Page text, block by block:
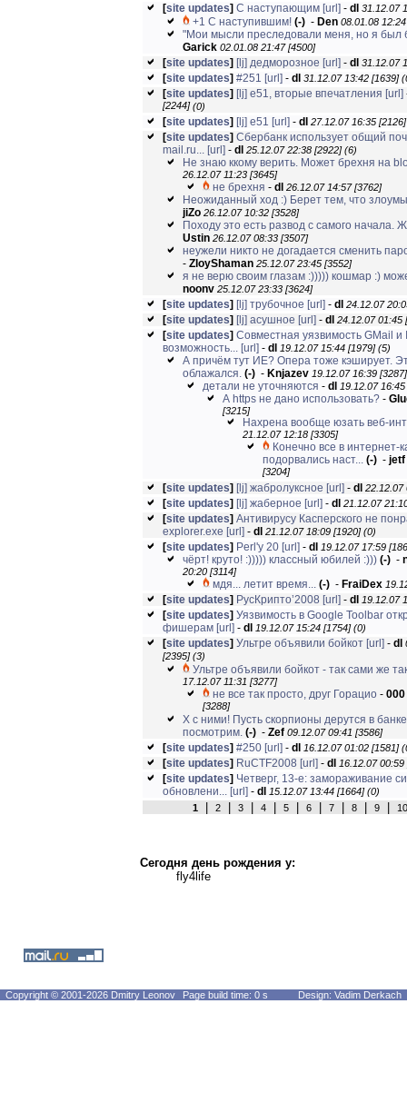
[site updates] С наступающим [url] - dl 31.12.07
+1 С наступившим! (-) - Den 08.01.08
"Мои мысли преследовали меня, но я был
Garick 02.01.08 21:47 [4500]
[site updates] [lj] дедморозное [url] - dl 31.12.07
[site updates] #251 [url] - dl 31.12.07 13:42 [1639]
[site updates] [lj] e51, вторые впечатления [url]
[2244] (0)
[site updates] [lj] e51 [url] - dl 27.12.07 16:35 [2126]
[site updates] Сбербанк использует общий
mail.ru... [url] - dl 25.12.07 22:38 [2922] (6)
Не знаю ккому верить. Может брехня на
26.12.07 11:23 [3645]
не брехня - dl 26.12.07 14:57 [3762]
Неожиданный ход :) Берет тем, что
jiZo 26.12.07 10:32 [3528]
Походу это есть развод с самого начала.
Ustin 26.12.07 08:33 [3507]
неужели никто не догадается сменить
- ZloyShaman 25.12.07 23:45 [3552]
я не верю своим глазам :))))) кошмар :)
noonv 25.12.07 23:33 [3624]
[site updates] [lj] трубочное [url] - dl 24.12.07
[site updates] [lj] асушное [url] - dl 24.12.07 01:45
[site updates] Совместная уязвимость GMail и
возможность... [url] - dl 19.12.07 15:44 [1979] (5)
А причём тут ИЕ? Опера тоже кэширует.
облажался. (-) - Knjazev 19.12.07 16:39 [3287]
детали не уточняются - dl 19.12.07
А https не дано использовать? -
[3215]
Нахрена вообще юзать веб-
21.12.07 12:18 [3305]
Конечно все в интернет-
подорвались наст... (-) - jetf
[3204]
[site updates] [lj] жабролуксное [url] - dl 22.12.07
[site updates] [lj] жаберное [url] - dl 21.12.07
[site updates] Антивирусу Касперского не
explorer.exe [url] - dl 21.12.07 18:09 [1920] (0)
[site updates] Perl'у 20 [url] - dl 19.12.07 17:59
чёрт! круто! :))))) классный юбилей :))) (-) -
20:20 [3114]
мдя... летит время... (-) - FraiDex
[site updates] РусКрипто’2008 [url] - dl 19.12.07
[site updates] Уязвимость в Google Toolbar
фишерам [url] - dl 19.12.07 15:24 [1754] (0)
[site updates] Ультре объявили бойкот [url] - dl
[2395] (3)
Ультре объявили бойкот - так сами же
17.12.07 11:31 [3277]
не все так просто, друг Горацио - 000
[3288]
Х с ними! Пусть скорпионы дерутся в
посмотрим. (-) - Zef 09.12.07 09:41 [3586]
[site updates] #250 [url] - dl 16.12.07 01:02 [1581]
[site updates] RuCTF2008 [url] - dl 16.12.07 00:59
[site updates] Четверг, 13-е: замораживание
обновлени... [url] - dl 15.12.07 13:44 [1664] (0)
1| 2| 3| 4| 5| 6| 7| 8| 9| 10
Сегодня день рождения у:
fly4life
Copyright © 2001-2026 Dmitry Leonov Page build time: 0 s Design: Vadim Derkach